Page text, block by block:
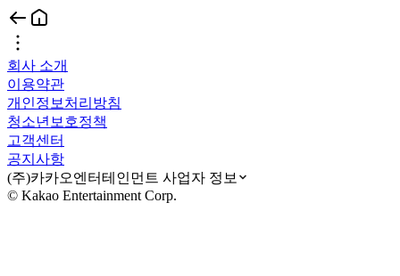
회사 소개
이용약관
개인정보처리방침
청소년보호정책
고객센터
공지사항
(주)카카오엔터테인먼트 사업자 정보
© Kakao Entertainment Corp.